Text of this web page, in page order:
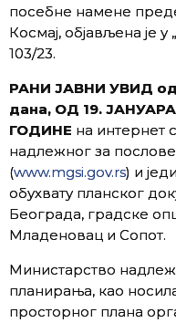
посебне намене
Космај, објављена је
103/23.
РАНИ ЈАВНИ УВИД
дана, ОД 19. ЈАНУАРА
ГОДИНЕ на интернет
надлежног за
(www.mgsi.gov.rs) и
обухвату планског
Београда, градске
Младеновац и Сопот.
Министарство
планирања, као
просторног плана